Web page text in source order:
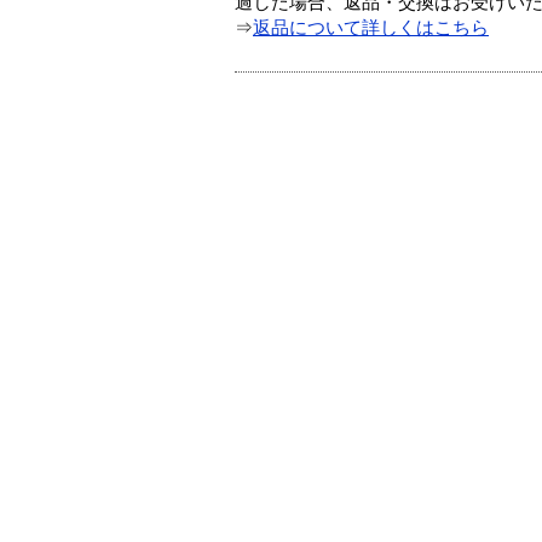
⇒返品について詳しくはこちら